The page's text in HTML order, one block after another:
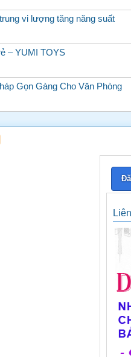
vi lượng tăng năng suất
– YUMI TOYS
Gọn Gàng Cho Văn Phòng